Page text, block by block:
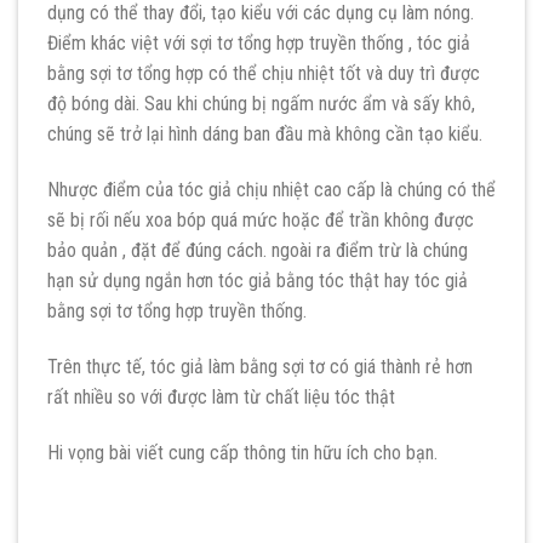
dụng có thể thay đổi, tạo kiểu với các dụng cụ làm nóng.
Điểm khác việt với sợi tơ tổng hợp truyền thống , tóc giả
bằng sợi tơ tổng hợp có thể chịu nhiệt tốt và duy trì được
độ bóng dài. Sau khi chúng bị ngấm nước ẩm và sấy khô,
chúng sẽ trở lại hình dáng ban đầu mà không cần tạo kiểu.
Nhược điểm của tóc giả chịu nhiệt cao cấp là chúng có thể
sẽ bị rối nếu xoa bóp quá mức hoặc để trần không được
bảo quản , đặt để đúng cách. ngoài ra điểm trừ là chúng
hạn sử dụng ngắn hơn tóc giả bằng tóc thật hay tóc giả
bằng sợi tơ tổng hợp truyền thống.
Trên thực tế, tóc giả làm bằng sợi tơ có giá thành rẻ hơn
rất nhiều so với được làm từ chất liệu tóc thật
Hi vọng bài viết cung cấp thông tin hữu ích cho bạn.